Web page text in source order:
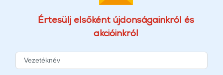
Értesülj elsőként újdonságainkról és
akcióinkról